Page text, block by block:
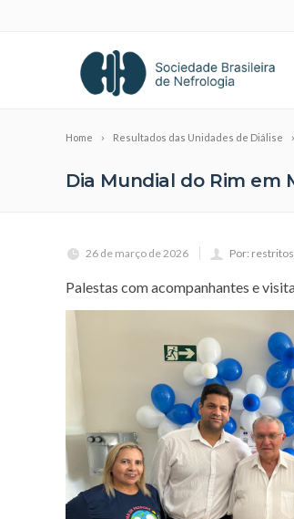
Home Resultados das Unidades de Diálise
Dia Mundial do Rim em
26 de março de 2026 Por: restritos
Palestas com acompanhantes e